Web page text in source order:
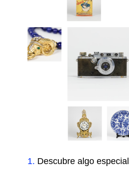
1. Descubre algo especial